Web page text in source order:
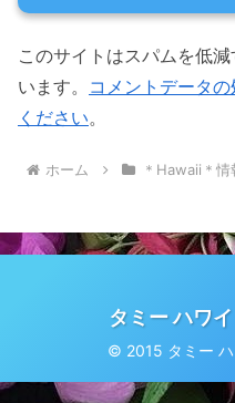
このサイトはスパムを低
います。 コメントデータ
ください。
ホーム ＊Hawaii＊情
タミー ハワ
© 2015 タミー